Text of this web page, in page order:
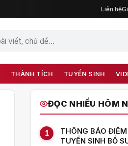
Liên hệ
THÀNH TÍCH TUYỂN SINH
ĐỌC NHIỀU HÔM
1
THÔNG BÁO
TUYỂN SINH BỔ